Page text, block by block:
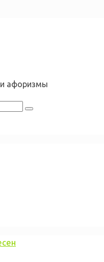
афоризмы